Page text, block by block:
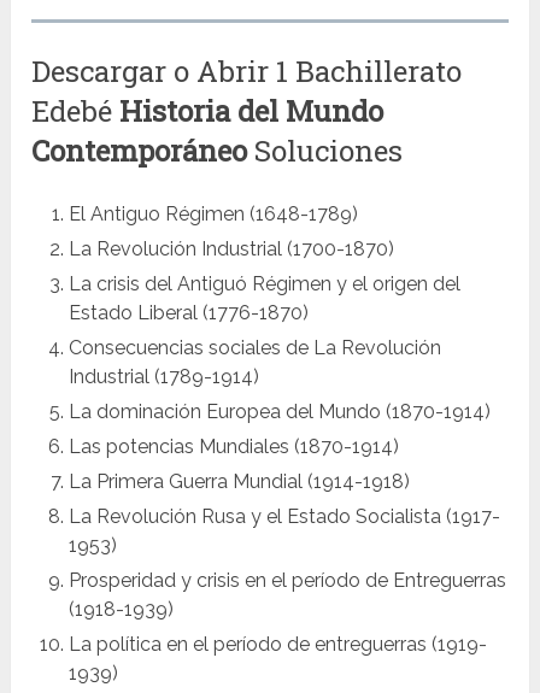
Descargar o Abrir 1 Bachillerato
Edebé Historia del Mundo
ContemporáneoSoluciones
El Antiguo Régimen (1648-1789)
La Revolución Industrial (1700-1870)
La crisis del Antiguó Régimen y el origen del
Estado Liberal (1776-1870)
Consecuencias sociales de La Revolución
Industrial (1789-1914)
La dominación Europea del Mundo (1870-1914)
Las potencias Mundiales (1870-1914)
La Primera Guerra Mundial (1914-1918)
La Revolución Rusa y el Estado Socialista (1917-
1953)
Prosperidad y crisis en el período de Entreguerras
(1918-1939)
La política en el período de entreguerras (1919-
1939)